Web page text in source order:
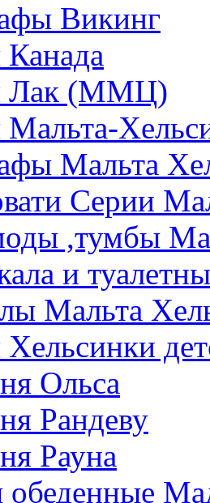
Викинг
Лак (ММЦ)
Мальта-
Мальта
Серии
,тумбы
и
Мальта
Ольса
Рандеву
Рауна
обеденные